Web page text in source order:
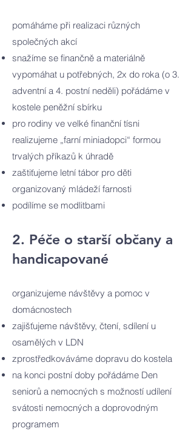
pomáháme při realizaci různých
společných akcí​
snažíme se finančně a materiálně
vypomáhat u potřebných, 2x do roka (o 3.
adventní a 4. postní neděli) pořádáme v
kostele peněžní sbírku
pro rodiny ve velké finanční tísni
realizujeme „farní miniadopci“ formou
trvalých příkazů k úhradě
zaštiťujeme letní tábor pro děti
organizovaný mládeží farnosti
podílíme se modlitbami
2. Péče o starší občany a
handicapované
organizujeme návštěvy a pomoc v
domácnostech​
zajišťujeme návštěvy, čtení, sdílení u
osamělých v LDN
zprostředkováváme dopravu do kostela
na konci postní doby pořádáme Den
seniorů a nemocných s možností udílení
svátosti nemocných a doprovodným
programem